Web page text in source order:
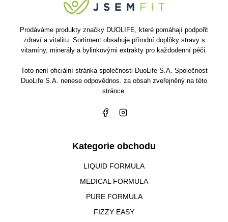
Prodáváme produkty značky DUOLIFE, které pomáhají podpořit
zdraví a vitalitu. Sortiment obsahuje přírodní doplňky stravy s
vitamíny, minerály a bylinkovými extrakty pro každodenní péči.
Toto není oficiální stránka společnosti DuoLife S.A. Společnost
DuoLife S.A. nenese odpovědnos. za obsah zveřejněný na této
stránce.
Kategorie obchodu
LIQUID FORMULA
MEDICAL FORMULA
PURE FORMULA
FIZZY EASY